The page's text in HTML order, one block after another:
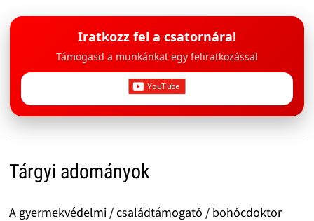
Iratkozz fel a csatornára!
Támogasd a munkánkat egy feliratkozással
Tárgyi adományok
A gyermekvédelmi / családtámogató / bohócdoktor